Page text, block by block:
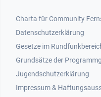
Footer 1
Charta für Community
Datenschutzerklärung
Gesetze im
Grundsätze der
Jugendschutzerklärung
Impressum &